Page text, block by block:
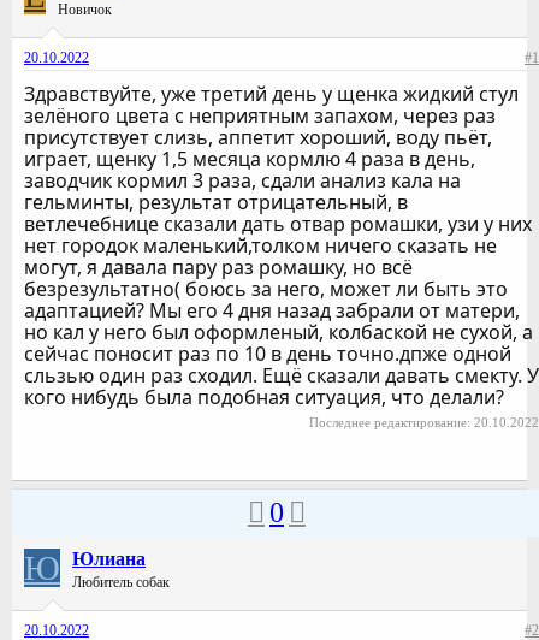
Новичок
20.10.2022 #1
Здравствуйте, уже третий день у щенка жидкий стул
зелёного цвета с неприятным запахом, через раз
присутствует слизь, аппетит хороший, воду пьёт,
играет, щенку 1,5 месяца кормлю 4 раза в день,
заводчик кормил 3 раза, сдали анализ кала на
гельминты, результат отрицательный, в
ветлечебнице сказали дать отвар ромашки, узи у них
нет городок маленький,толком ничего сказать не
могут, я давала пару раз ромашку, но всё
безрезультатно( боюсь за него, может ли быть это
адаптацией? Мы его 4 дня назад забрали от матери,
но кал у него был оформленый, колбаской не сухой, а
сейчас поносит раз по 10 в день точно.дпже одной
сльзью один раз сходил. Ещё сказали давать смекту. У
кого нибудь была подобная ситуация, что делали?
Последнее редактирование: 20.10.2022
0
Ю Юлиана
Любитель собак
20.10.2022 #2